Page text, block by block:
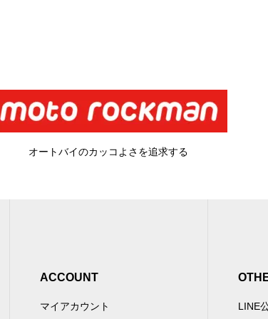
オートバイのカッコよさを追求する
ACCOUNT
マイアカウント LINE